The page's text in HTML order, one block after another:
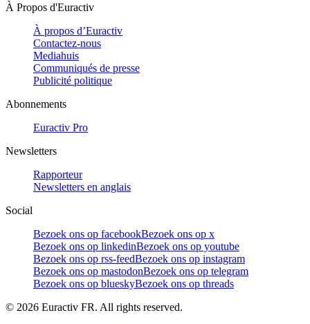
À Propos d'Euractiv
À propos d’Euractiv
Contactez-nous
Mediahuis
Communiqués de presse
Publicité politique
Abonnements
Euractiv Pro
Newsletters
Rapporteur
Newsletters en anglais
Social
Bezoek ons op facebookBezoek ons op x
Bezoek ons op linkedinBezoek ons op youtube
Bezoek ons op rss-feedBezoek ons op instagram
Bezoek ons op mastodonBezoek ons op telegram
Bezoek ons op blueskyBezoek ons op threads
© 2026 Euractiv FR. All rights reserved.